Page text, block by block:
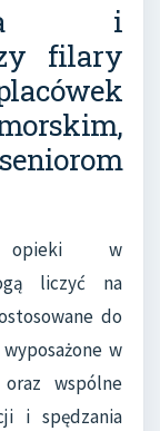
i
filary
opieki w
liczyć na
do
w
wspólne
i spędzania